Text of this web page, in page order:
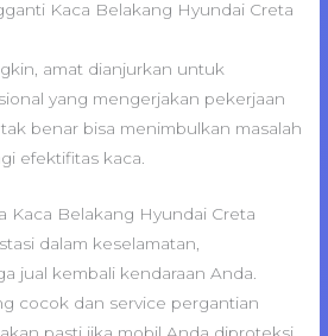
Kaca Belakang Hyundai Creta
amat dianjurkan untuk
yang mengerjakan pekerjaan
benar bisa menimbulkan masalah
efektifitas kaca.
Kaca Belakang Hyundai Creta
dalam keselamatan,
jual kembali kendaraan Anda.
cocok dan service pergantian
pasti jika mobil Anda diproteksi